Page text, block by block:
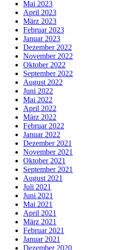
Mai 2023
April 2023
März 2023
Februar 2023
Januar 2023
Dezember 2022
November 2022
Oktober 2022
September 2022
August 2022
Juni 2022
Mai 2022
April 2022
März 2022
Februar 2022
Januar 2022
Dezember 2021
November 2021
Oktober 2021
September 2021
August 2021
Juli 2021
Juni 2021
Mai 2021
April 2021
März 2021
Februar 2021
Januar 2021
Dezember 2020